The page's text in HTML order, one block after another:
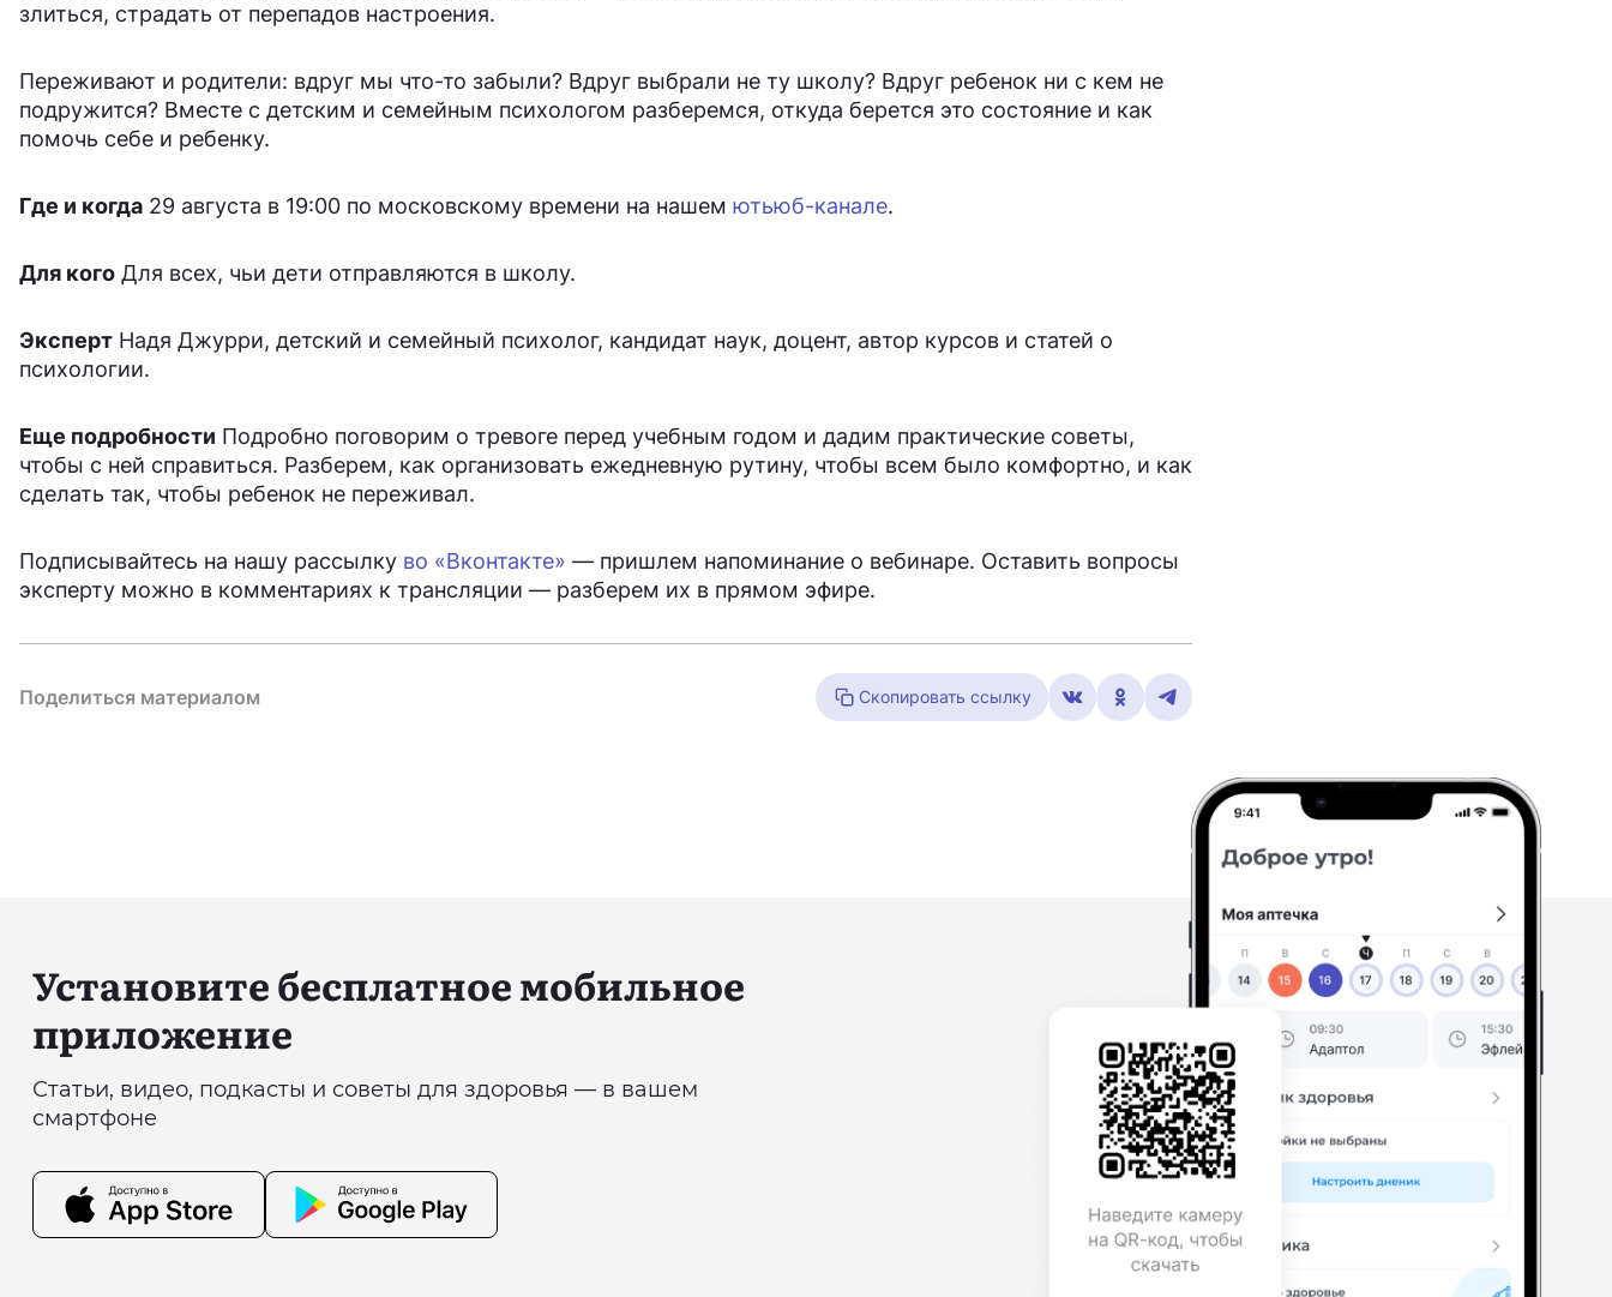
злиться, страдать от перепадов настроения.
Переживают и родители: вдруг мы что-то забыли? Вдруг выбрали не ту школу? Вдруг ребенок ни с кем не
подружится? Вместе с детским и семейным психологом разберемся, откуда берется это состояние и как
помочь себе и ребенку.
Где и когда 29 августа в 19:00 по московскому времени на нашем ютьюб-канале.
Для кого Для всех, чьи дети отправляются в школу.
Эксперт Надя Джурри, детский и семейный психолог, кандидат наук, доцент, автор курсов и статей о
психологии.
Еще подробности Подробно поговорим о тревоге перед учебным годом и дадим практические советы,
чтобы с ней справиться. Разберем, как организовать ежедневную рутину, чтобы всем было комфортно, и как
сделать так, чтобы ребенок не переживал.
Подписывайтесь на нашу рассылку во «Вконтакте» — пришлем напоминание о вебинаре. Оставить вопросы
эксперту можно в комментариях к трансляции — разберем их в прямом эфире.
Поделиться материалом Скопировать ссылку
Установите бесплатное мобильное
приложение
Статьи, видео, подкасты и советы для здоровья — в вашем
смартфоне